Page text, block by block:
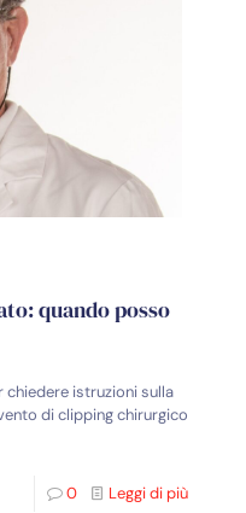
quando posso
istruzioni sulla
di clipping chirurgico
0 Leggi di più